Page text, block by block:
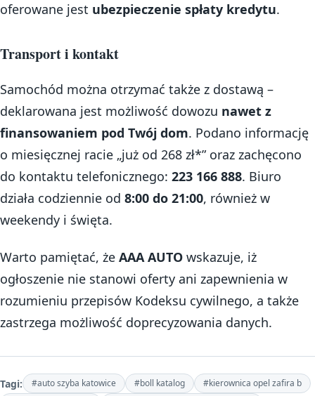
oferowane jest ubezpieczenie spłaty kredytu.
Transport i kontakt
Samochód można otrzymać także z dostawą –
deklarowana jest możliwość dowozu nawet z
finansowaniem pod Twój dom. Podano informację
o miesięcznej racie „już od 268 zł*” oraz zachęcono
do kontaktu telefonicznego: 223 166 888. Biuro
działa codziennie od 8:00 do 21:00, również w
weekendy i święta.
Warto pamiętać, że AAA AUTO wskazuje, iż
ogłoszenie nie stanowi oferty ani zapewnienia w
rozumieniu przepisów Kodeksu cywilnego, a także
zastrzega możliwość doprecyzowania danych.
Tagi: #auto szyba katowice #boll katalog
#kierownica opel zafira b